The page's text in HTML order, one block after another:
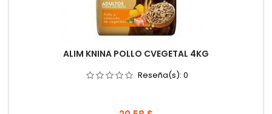
ALIM KNINA POLLO CVEGETAL 4KG
Reseña(s): 0